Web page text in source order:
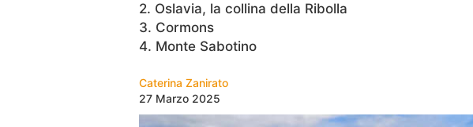
2. Oslavia, la collina della Ribolla
3. Cormons
4. Monte Sabotino
Caterina Zanirato
27 Marzo 2025